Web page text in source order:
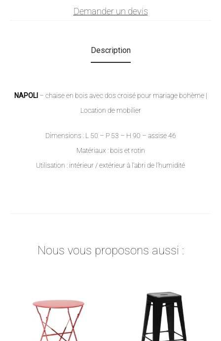
Demander un devis
Description
NAPOLI– chaise en bois avec dos croisé pour mariage bohème |
Location de mobilier
Dimensions : L 50 – P 53 – H 90 – assise 46
Matériaux : bois et rotin
Utilisation : intérieur / extérieur à l’abri de l’humidité
Nous vous proposons aussi :